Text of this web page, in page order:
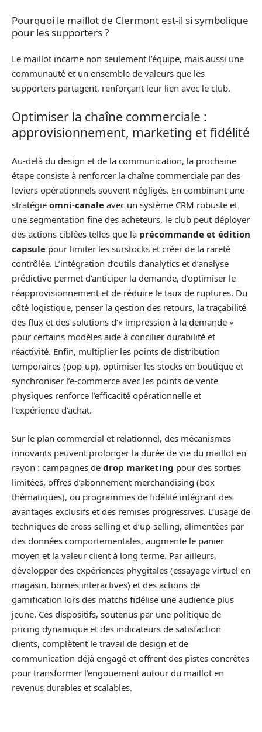
Pourquoi le maillot de Clermont est-il si symbolique
pour les supporters ?
Le maillot incarne non seulement l’équipe, mais aussi une
communauté et un ensemble de valeurs que les
supporters partagent, renforçant leur lien avec le club.
Optimiser la chaîne commerciale :
approvisionnement, marketing et fidélité
Au-delà du design et de la communication, la prochaine
étape consiste à renforcer la chaîne commerciale par des
leviers opérationnels souvent négligés. En combinant une
stratégie omni‑canale avec un système CRM robuste et
une segmentation fine des acheteurs, le club peut déployer
des actions ciblées telles que la précommande et édition
capsule pour limiter les surstocks et créer de la rareté
contrôlée. L’intégration d’outils d’analytics et d’analyse
prédictive permet d’anticiper la demande, d’optimiser le
réapprovisionnement et de réduire le taux de ruptures. Du
côté logistique, penser la gestion des retours, la traçabilité
des flux et des solutions d’« impression à la demande »
pour certains modèles aide à concilier durabilité et
réactivité. Enfin, multiplier les points de distribution
temporaires (pop‑up), optimiser les stocks en boutique et
synchroniser l’e‑commerce avec les points de vente
physiques renforce l’efficacité opérationnelle et
l’expérience d’achat.
Sur le plan commercial et relationnel, des mécanismes
innovants peuvent prolonger la durée de vie du maillot en
rayon : campagnes de drop marketing pour des sorties
limitées, offres d’abonnement merchandising (box
thématiques), ou programmes de fidélité intégrant des
avantages exclusifs et des remises progressives. L’usage de
techniques de cross‑selling et d’up‑selling, alimentées par
des données comportementales, augmente le panier
moyen et la valeur client à long terme. Par ailleurs,
développer des expériences phygitales (essayage virtuel en
magasin, bornes interactives) et des actions de
gamification lors des matchs fidélise une audience plus
jeune. Ces dispositifs, soutenus par une politique de
pricing dynamique et des indicateurs de satisfaction
clients, complètent le travail de design et de
communication déjà engagé et offrent des pistes concrètes
pour transformer l’engouement autour du maillot en
revenus durables et scalables.